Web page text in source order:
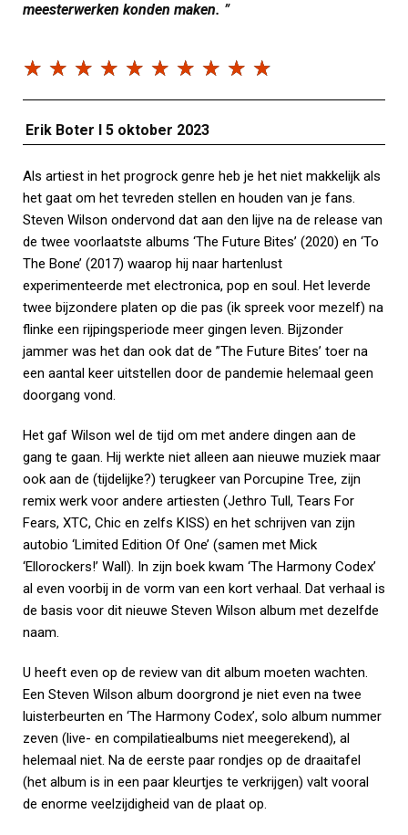
meesterwerken konden maken. ”
☆ ☆ ☆ ☆ ☆ ☆ ☆ ☆ ☆ ☆
Erik Boter I 5 oktober 2023
Als artiest in het progrock genre heb je het niet makkelijk als
het gaat om het tevreden stellen en houden van je fans.
Steven Wilson ondervond dat aan den lijve na de release van
de twee voorlaatste albums ‘The Future Bites’ (2020) en ‘To
The Bone’ (2017) waarop hij naar hartenlust
experimenteerde met electronica, pop en soul. Het leverde
twee bijzondere platen op die pas (ik spreek voor mezelf) na
flinke een rijpingsperiode meer gingen leven. Bijzonder
jammer was het dan ook dat de ”The Future Bites’ toer na
een aantal keer uitstellen door de pandemie helemaal geen
doorgang vond.
Het gaf Wilson wel de tijd om met andere dingen aan de
gang te gaan. Hij werkte niet alleen aan nieuwe muziek maar
ook aan de (tijdelijke?) terugkeer van Porcupine Tree, zijn
remix werk voor andere artiesten (Jethro Tull, Tears For
Fears, XTC, Chic en zelfs KISS) en het schrijven van zijn
autobio ‘Limited Edition Of One’ (samen met Mick
‘Ellorockers!’ Wall). In zijn boek kwam ‘The Harmony Codex’
al even voorbij in de vorm van een kort verhaal. Dat verhaal is
de basis voor dit nieuwe Steven Wilson album met dezelfde
naam.
U heeft even op de review van dit album moeten wachten.
Een Steven Wilson album doorgrond je niet even na twee
luisterbeurten en ‘The Harmony Codex’, solo album nummer
zeven (live- en compilatiealbums niet meegerekend), al
helemaal niet. Na de eerste paar rondjes op de draaitafel
(het album is in een paar kleurtjes te verkrijgen) valt vooral
de enorme veelzijdigheid van de plaat op.